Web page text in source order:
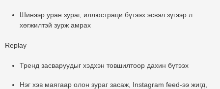
Шинээр уран зураг, иллюстраци бүтээх эсвэл зүгээр л
хөгжилтэй зурж амрах
Replay
Тренд засваруудыг хэдхэн товшилтоор дахин бүтээх
Нэг хэв маягаар олон зураг засаж, Instagram feed-ээ жигд,